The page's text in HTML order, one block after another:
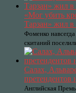
«Мог убить
Тарзан» жил в
Фоменко
скитаний
Салах,
Английская